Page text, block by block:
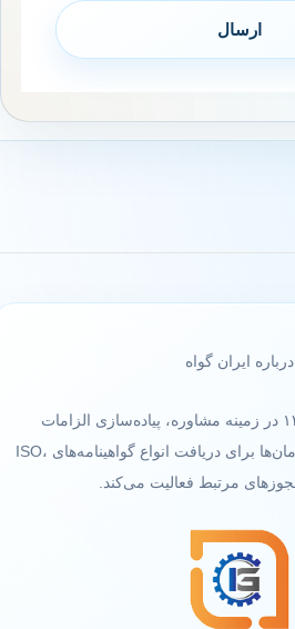
درباره ایران گواه
ایران گواه از سال ۱۳۸۷ در زمینه مشاوره، پیاده‌سازی الزامات
استانداردها و همراهی سازمان‌ها برای دریافت انواع گواهینامه‌های ISO،